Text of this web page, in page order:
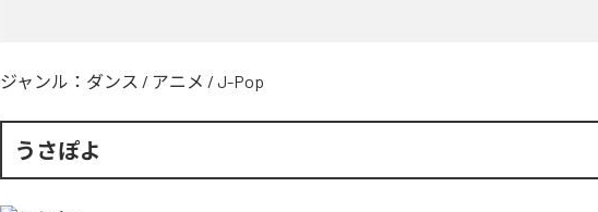
ジャンル： ダンス / アニメ / J-Pop
うさぽよ